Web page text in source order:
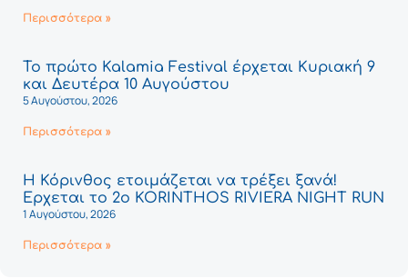
Περισσότερα »
Το πρώτο Kalamia Festival έρχεται Κυριακή 9
και Δευτέρα 10 Αυγούστου
5 Αυγούστου, 2026
Περισσότερα »
Η Κόρινθος ετοιμάζεται να τρέξει ξανά!
Έρχεται το 2ο KORINTHOS RIVIERA NIGHT RUN
1 Αυγούστου, 2026
Περισσότερα »